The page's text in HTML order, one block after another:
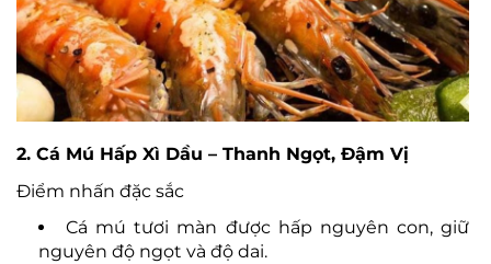
2. Cá Mú Hấp Xì Dầu – Thanh Ngọt, Đậm Vị
Điểm nhấn đặc sắc
Cá mú tươi màn được hấp nguyên con, giữ
nguyên độ ngọt và độ dai.